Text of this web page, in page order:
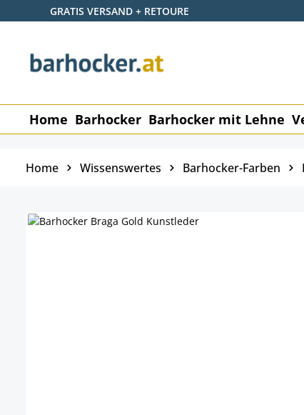
to main content
Skip to search
Skip to main navigation
GRATIS VERSAND + RETOURE
Home Barhocker Barhocker mit Lehne
Home Wissenswertes Barhocker-Farben